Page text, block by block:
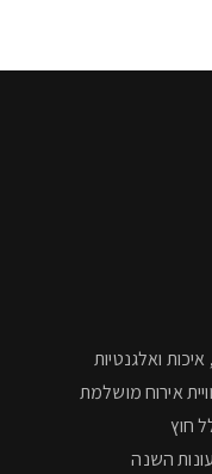
ואלגנטיות
אירוח מושלמת
חוץ
השנה